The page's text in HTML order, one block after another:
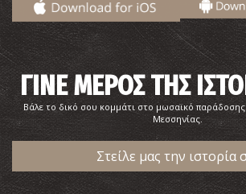
ΓΙΝΕ ΜΕΡΟΣ ΤΗΣ
Βάλε το δικό σου κομμάτι στο μωσαϊκό
Μεσσηνίας.
Στείλε μας την ιστορία